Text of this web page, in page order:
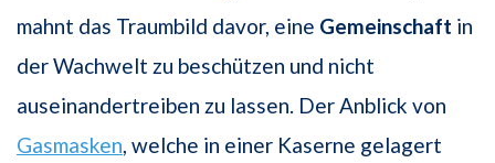
mahnt das Traumbild davor, eine Gemeinschaft in
der Wachwelt zu beschützen und nicht
auseinandertreiben zu lassen. Der Anblick von
Gasmasken , welche in einer Kaserne gelagert